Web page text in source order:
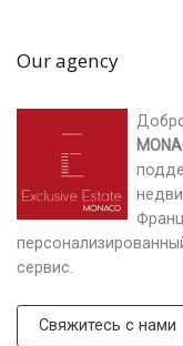
Our agency
сервис.
Свяжитесь с нами